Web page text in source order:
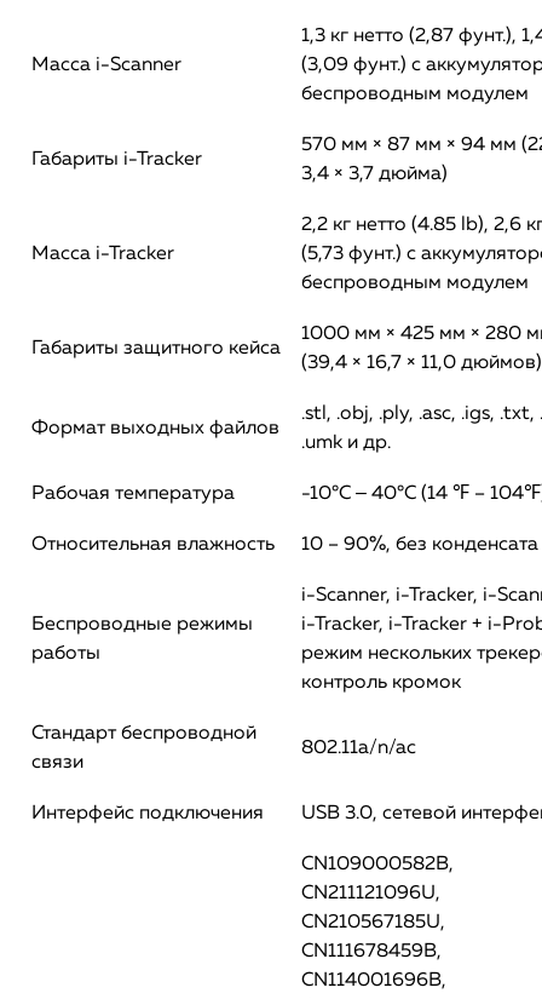
Масса i-Scanner
1,3 кг нетто (2,87 фунт.),
(3,09 фунт.) с
беспроводным модулем
Габариты i-Tracker
570 мм × 87 мм × 94 мм
3,4 × 3,7 дюйма)
Масса i-Tracker
2,2 кг нетто (4.85 lb), 2,6
(5,73 фунт.) с
беспроводным модулем
Габариты защитного кейса
1000 мм × 425 мм × 280
(39,4 × 16,7 × 11,0 дюймов)
Формат выходных файлов
.stl, .obj, .ply, .asc, .igs, .txt,
.umk и др.
Рабочая температура -10°C ‒ 40°C (14 ℉ –
Относительная влажность 10 – 90%, без конденсата
Беспроводные режимы
работы
i-Scanner, i-Tracker, i-
i-Tracker, i-Tracker + i-
режим нескольких
контроль кромок
Стандарт беспроводной
связи
802.11a/n/ac
Интерфейс подключения USB 3.0, сетевой
CN109000582B,
CN211121096U,
CN210567185U,
CN111678459B,
CN114001696B,